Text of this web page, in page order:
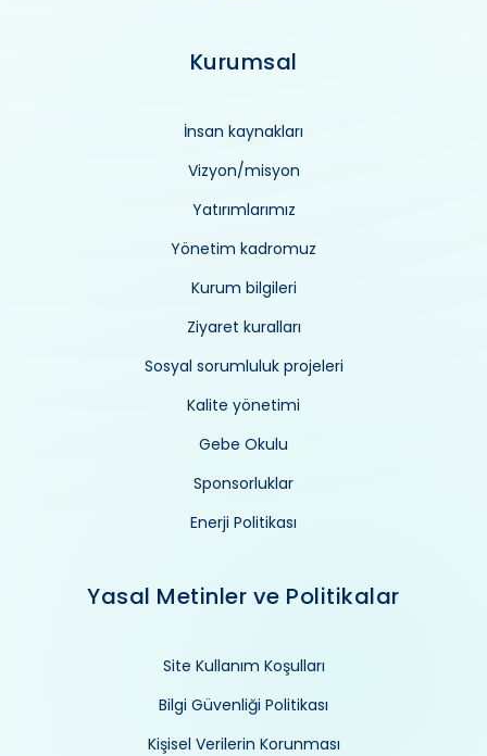
Kurumsal
İnsan kaynakları
Vizyon/misyon
Yatırımlarımız
Yönetim kadromuz
Kurum bilgileri
Ziyaret kuralları
Sosyal sorumluluk projeleri
Kalite yönetimi
Gebe Okulu
Sponsorluklar
Enerji Politikası
Yasal Metinler ve Politikalar
Site Kullanım Koşulları
Bilgi Güvenliği Politikası
Kişisel Verilerin Korunması